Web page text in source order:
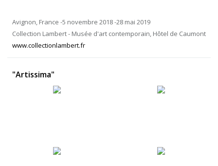
Avignon, France -5 novembre 2018 -28 mai 2019
Collection Lambert - Musée d'art contemporain, Hôtel de Caumont
www.collectionlambert.fr
"Artissima"